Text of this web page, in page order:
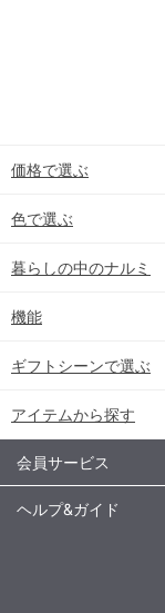
価格で選ぶ
色で選ぶ
暮らしの中のナルミ
機能
ギフトシーンで選ぶ
アイテムから探す
会員サービス
ヘルプ&ガイド